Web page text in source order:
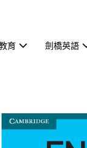
育 劍橋英語